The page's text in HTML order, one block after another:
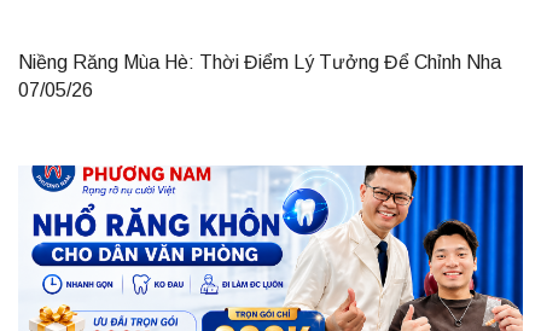
Niềng Răng Mùa Hè: Thời Điểm Lý Tưởng Để Chỉnh Nha
07/05/26